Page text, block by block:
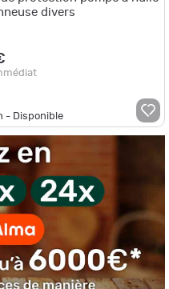
divers
- Disponible